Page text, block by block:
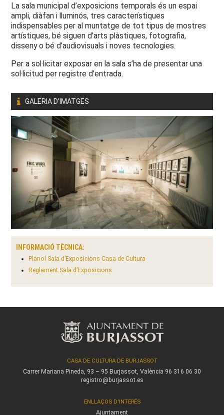
La sala municipal d’exposicions temporals és un espai
ampli, diàfan i lluminós, tres característiques
indispensables per al muntatge de tot tipus de mostres
artístiques, bé siguen d’arts plàstiques, fotografia,
disseny o bé d’audiovisuals i noves tecnologies.
Per a sol·licitar exposar en la sala s’ha de presentar una
sol·licitud per registre d’entrada.
GALERIA D'IMATGES
INFORMACIÓ TÈCNICA:
Plànol Sala d’Exposicions Casa de Cultura
Reglament Sala d’Exposicions
CASA DE CULTURA DE BURJASSOT
Carrer Mariana Pineda, 93 – 95 Burjassot, València 96 316 06 30
registro@burjassot.es
ENLLAÇOS D'INTERÉS
Ajuntament